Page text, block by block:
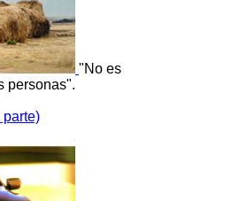
"No es
personas".
parte)